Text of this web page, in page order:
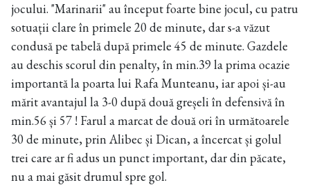
jocului. "Marinarii" au început foarte bine jocul, cu patru
sotuații clare în primele 20 de minute, dar s-a văzut
condusă pe tabelă după primele 45 de minute. Gazdele
au deschis scorul din penalty, în min.39 la prima ocazie
importantă la poarta lui Rafa Munteanu, iar apoi și-au
mărit avantajul la 3-0 după două greșeli în defensivă în
min.56 și 57 ! Farul a marcat de două ori în următoarele
30 de minute, prin Alibec și Dican, a încercat și golul
trei care ar fi adus un punct important, dar din păcate,
nu a mai găsit drumul spre gol.